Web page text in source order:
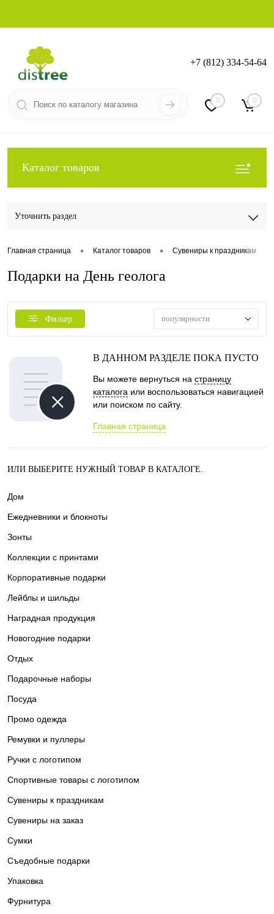
Вход Регистрация
+7 (812) 334-54-64
0 0
Каталог товаров
Уточнить раздел
Главная страница • Каталог товаров • Сувениры к праздникам
Подарки на День геолога
Фильтр популярности
В ДАННОМ РАЗДЕЛЕ ПОКА ПУСТО
Вы можете вернуться на страницу
каталога или воспользоваться навигацией
или поиском по сайту.
Главная страница
ИЛИ ВЫБЕРИТЕ НУЖНЫЙ ТОВАР В КАТАЛОГЕ.
Дом
Ежедневники и блокноты
Зонты
Коллекции с принтами
Корпоративные подарки
Лейблы и шильды
Наградная продукция
Новогодние подарки
Отдых
Подарочные наборы
Посуда
Промо одежда
Ремувки и пуллеры
Ручки с логотипом
Спортивные товары с логотипом
Сувениры к праздникам
Сувениры на заказ
Сумки
Съедобные подарки
Упаковка
Фурнитура